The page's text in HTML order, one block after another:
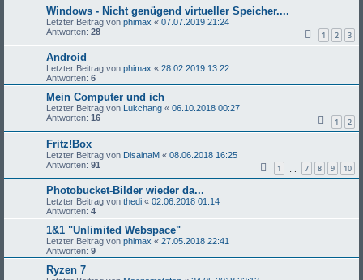
Windows - Nicht genügend virtueller Speicher....
Letzter Beitrag von phimax « 07.07.2019 21:24
Antworten: 28 1 2 3
Android
Letzter Beitrag von phimax « 28.02.2019 13:22
Antworten: 6
Mein Computer und ich
Letzter Beitrag von Lukchang « 06.10.2018 00:27
Antworten: 16 1 2
Fritz!Box
Letzter Beitrag von DisainaM « 08.06.2018 16:25
Antworten: 91 1 7 8 9 10
Photobucket-Bilder wieder da...
Letzter Beitrag von thedi « 02.06.2018 01:14
Antworten: 4
1&1 "Unlimited Webspace"
Letzter Beitrag von phimax « 27.05.2018 22:41
Antworten: 9
Ryzen 7